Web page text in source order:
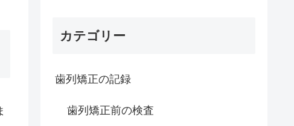
カテゴリー
歯列矯正の記録
歯列矯正前の検査